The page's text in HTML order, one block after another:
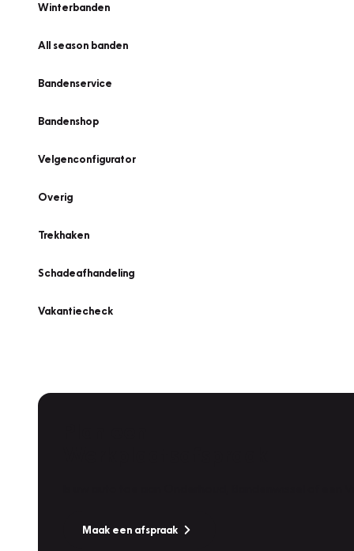
Winterbanden
All season banden
Bandenservice
Bandenshop
Velgenconfigurator
Overig
Trekhaken
Schadeafhandeling
Vakantiecheck
Maak een afspraak